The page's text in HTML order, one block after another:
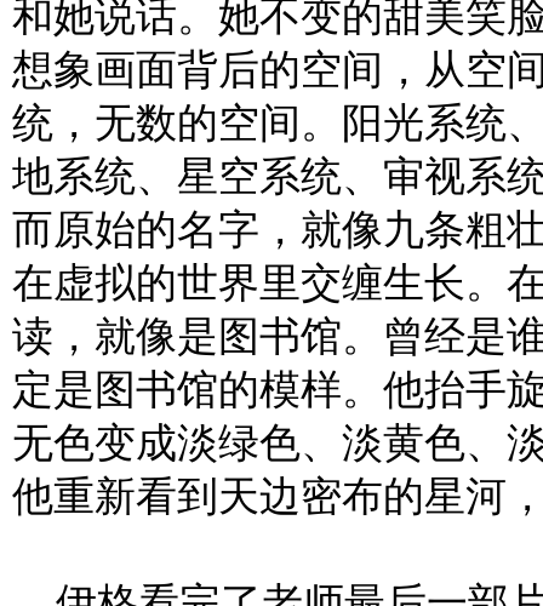
和她说话。她不变的甜美笑
想象画面背后的空间，从空
统，无数的空间。阳光系统
地系统、星空系统、审视系
而原始的名字，就像九条粗
在虚拟的世界里交缠生长。
读，就像是图书馆。曾经是
定是图书馆的模样。他抬手
无色变成淡绿色、淡黄色、
他重新看到天边密布的星河